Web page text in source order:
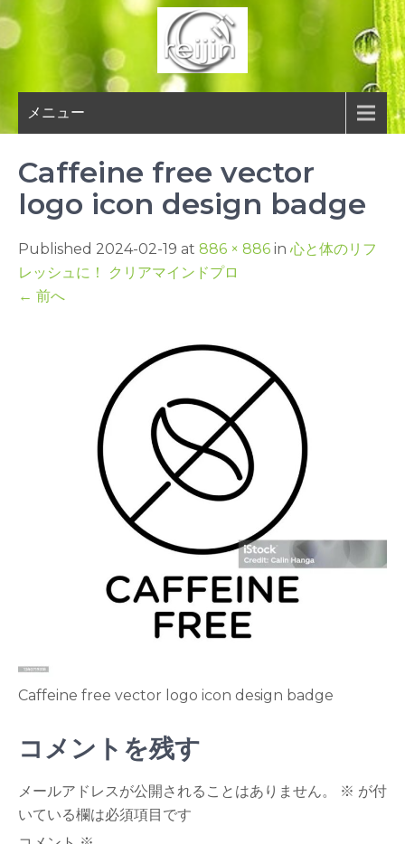
content
メニュー
Caffeine free vector
logo icon design badge
Published 2024-02-19 at 886 × 886 in 心と体のリフ
レッシュに！ クリアマインドプロ
← 前へ
Caffeine free vector logo icon design badge
コメントを残す
メールアドレスが公開されることはありません。 ※ が付
いている欄は必須項目です